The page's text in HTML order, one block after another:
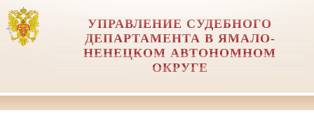
УПРАВЛЕНИЕ СУДЕБНОГО
ДЕПАРТАМЕНТА В ЯМАЛО-
НЕНЕЦКОМ АВТОНОМНОМ
ОКРУГЕ